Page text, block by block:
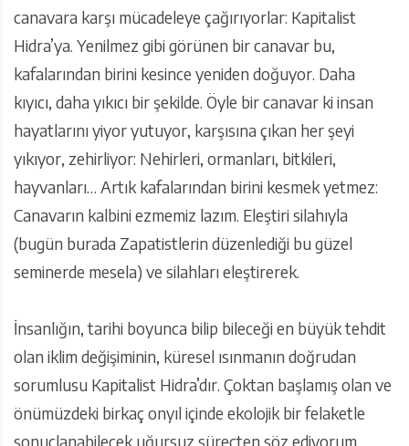
canavara karşı mücadeleye çağırıyorlar: Kapitalist
Hidra’ya. Yenilmez gibi görünen bir canavar bu,
kafalarından birini kesince yeniden doğuyor. Daha
kıyıcı, daha yıkıcı bir şekilde. Öyle bir canavar ki insan
hayatlarını yiyor yutuyor, karşısına çıkan her şeyi
yıkıyor, zehirliyor: Nehirleri, ormanları, bitkileri,
hayvanları… Artık kafalarından birini kesmek yetmez:
Canavarın kalbini ezmemiz lazım. Eleştiri silahıyla
(bugün burada Zapatistlerin düzenlediği bu güzel
seminerde mesela) ve silahları eleştirerek.
İnsanlığın, tarihi boyunca bilip bileceği en büyük tehdit
olan iklim değişiminin, küresel ısınmanın doğrudan
sorumlusu Kapitalist Hidra’dır. Çoktan başlamış olan ve
önümüzdeki birkaç onyıl içinde ekolojik bir felaketle
sonuçlanabilecek uğursuz süreçten söz ediyorum.